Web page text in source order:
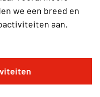
we een breed en
aan.